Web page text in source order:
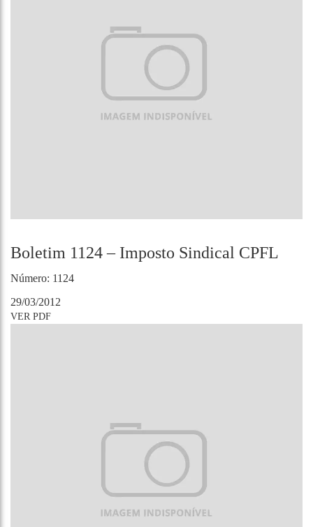
Boletim 1124 – Imposto Sindical CPFL
Número: 1124
29/03/2012
VER PDF